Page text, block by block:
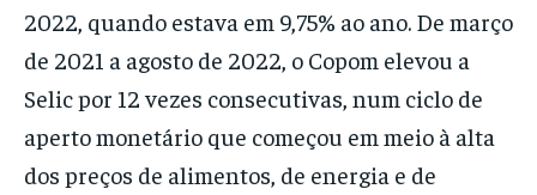
2022, quando estava em 9,75% ao ano. De março
de 2021 a agosto de 2022, o Copom elevou a
Selic por 12 vezes consecutivas, num ciclo de
aperto monetário que começou em meio à alta
dos preços de alimentos, de energia e de